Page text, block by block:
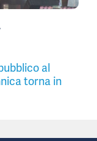
al
torna in